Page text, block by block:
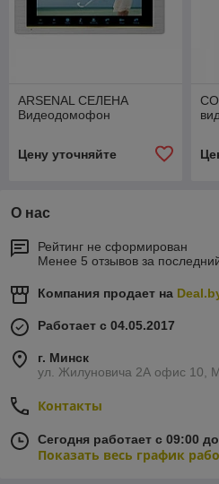
ARSENAL СЕЛЕНА
Видеодомофон
Цену уточняйте
О нас
Рейтинг не сформирован
Менее 5 отзывов за
Компания продает на
Работает с 04.05.2017
г. Минск
ул. Жилуновича 2А офис 10,
Контакты
Сегодня работает с 09:00
Показать весь график